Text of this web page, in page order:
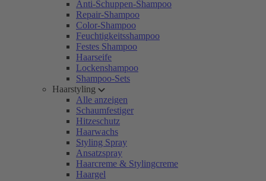
Anti-Schuppen-Shampoo
Repair-Shampoo
Color-Shampoo
Feuchtigkeitsshampoo
Festes Shampoo
Haarseife
Lockenshampoo
Shampoo-Sets
Haarstyling
Alle anzeigen
Schaumfestiger
Hitzeschutz
Haarwachs
Styling Spray
Ansatzspray
Haarcreme & Stylingcreme
Haargel